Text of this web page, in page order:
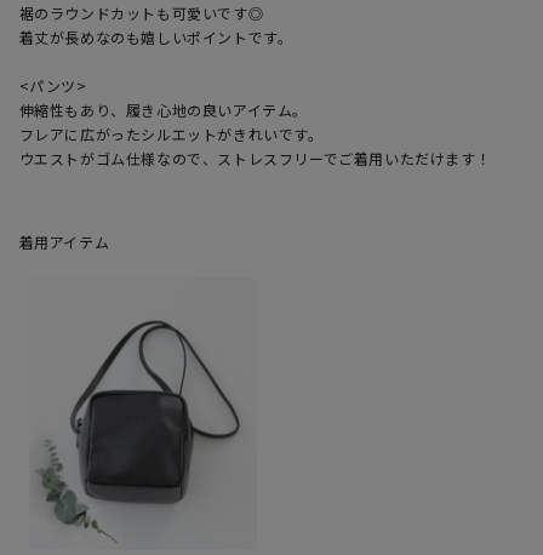
裾のラウンドカットも可愛いです◎
着丈が長めなのも嬉しいポイントです。
<パンツ>
伸縮性もあり、履き心地の良いアイテム。
フレアに広がったシルエットがきれいです。
ウエストがゴム仕様なので、ストレスフリーでご着用いただけます！
着用アイテム